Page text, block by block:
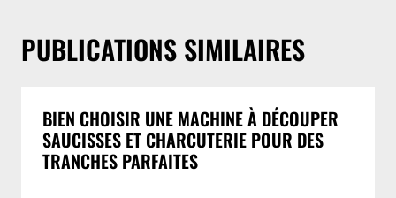
PUBLICATIONS SIMILAIRES
BIEN CHOISIR UNE MACHINE À DÉCOUPER
SAUCISSES ET CHARCUTERIE POUR DES
TRANCHES PARFAITES